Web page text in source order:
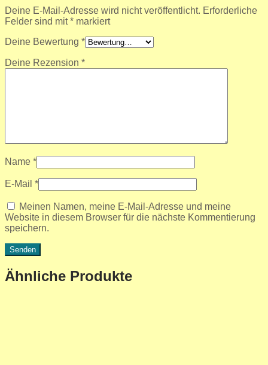
Deine E-Mail-Adresse wird nicht veröffentlicht. Erforderliche
Felder sind mit* markiert
Deine Bewertung *
Deine Rezension *
Name *
E-Mail *
Meinen Namen, meine E-Mail-Adresse und meine
Website in diesem Browser für die nächste Kommentierung
speichern.
Ähnliche Produkte